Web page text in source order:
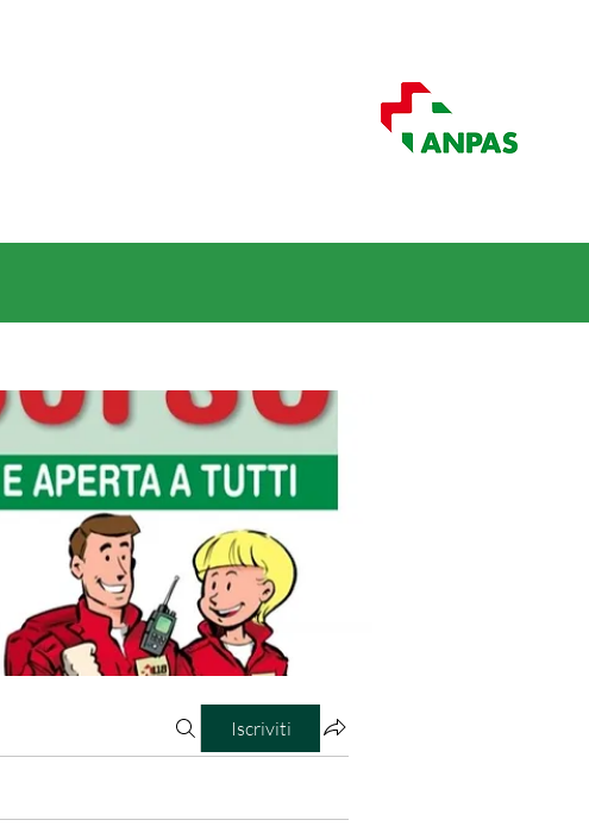
Iscriviti